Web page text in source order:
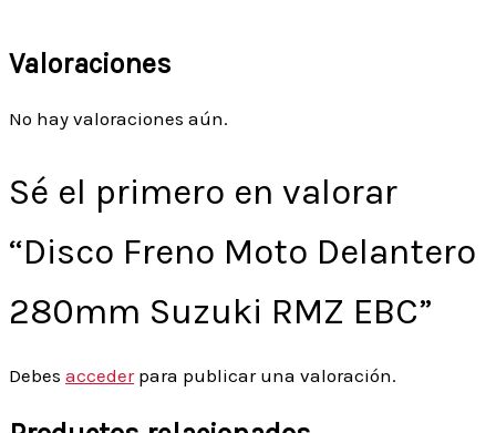
Valoraciones
No hay valoraciones aún.
Sé el primero en valorar
“Disco Freno Moto Delantero
280mm Suzuki RMZ EBC”
Debes accederpara publicar una valoración.